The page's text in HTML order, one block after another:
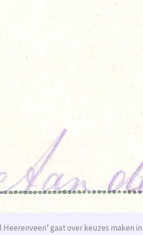
Heerenveen’ gaat over keuzes maken